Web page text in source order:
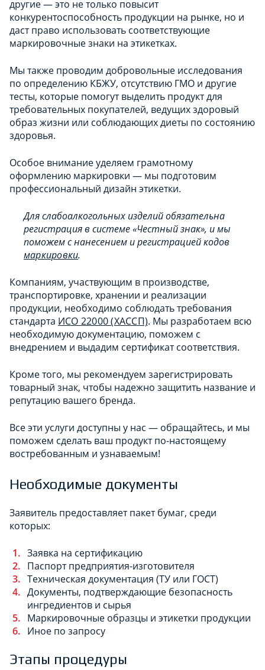
другие — это не только повысит
конкурентоспособность продукции на рынке, но и
даст право использовать соответствующие
маркировочные знаки на этикетках.
Мы также проводим добровольные исследования
по определению КБЖУ, отсутствию ГМО и другие
тесты, которые помогут выделить продукт для
требовательных покупателей, ведущих здоровый
образ жизни или соблюдающих диеты по состоянию
здоровья.
Особое внимание уделяем грамотному
оформлению маркировки — мы подготовим
профессиональный дизайн этикетки.
Для слабоалкогольных изделий обязательна
регистрация в системе «Честный знак», и мы
поможем с нанесением и регистрацией кодов
маркировки.
Компаниям, участвующим в производстве,
транспортировке, хранении и реализации
продукции, необходимо соблюдать требования
стандарта ИСО 22000 (ХАССП). Мы разработаем всю
необходимую документацию, поможем с
внедрением и выдадим сертификат соответствия.
Кроме того, мы рекомендуем зарегистрировать
товарный знак, чтобы надежно защитить название и
репутацию вашего бренда.
Все эти услуги доступны у нас — обращайтесь, и мы
поможем сделать ваш продукт по-настоящему
востребованным и узнаваемым!
Необходимые документы
Заявитель предоставляет пакет бумаг, среди
которых:
Заявка на сертификацию
Паспорт предприятия-изготовителя
Техническая документация (ТУ или ГОСТ)
Документы, подтверждающие безопасность
ингредиентов и сырья
Маркировочные образцы и этикетки продукции
Иное по запросу
Этапы процедуры